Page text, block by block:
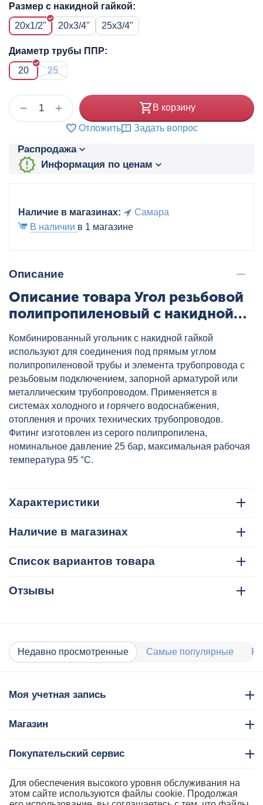
Размер с накидной гайкой:
20x1/2"
20x3/4" 25x3/4"
Диаметр трубы ППР:
20
25
+
− В корзину
Отложить Задать вопрос
Распродажа
Информация по ценам
Наличие в магазинах:
Самара
В наличии в 1 магазине
Описание
Описание товара Угол резьбовой
полипропиленовый с накидной
гайкой 20x1/2" сер. HEISSKRAFT,
артикул: 3022020
Комбинированный угольник с накидной гайкой
используют для соединения под прямым углом
полипропиленовой трубы и элемента трубопровода с
резьбовым подключением, запорной арматурой или
металлическим трубопроводом. Применяется в
системах холодного и горячего водоснабжения,
отопления и прочих технических трубопроводов.
Фитинг изготовлен из серого полипропилена,
номинальное давление 25 бар, максимальная рабочая
температура 95 °C.
Характеристики
Наличие в магазинах
Список вариантов товара
Отзывы
Недавно просмотренные Самые популярные
Моя учетная запись
Магазин
Покупательский сервис
Контакты
Для обеспечения высокого уровня обслуживания на
этом сайте используются файлы cookie. Продолжая